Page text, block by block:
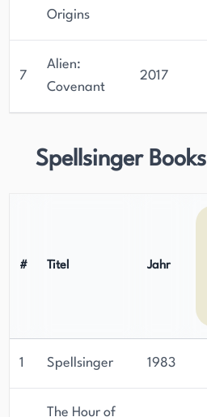
Origins
7
Alien:
Covenant
2017
Spellsinger Books
# Titel Jahr
1 Spellsinger 1983
The Hour of